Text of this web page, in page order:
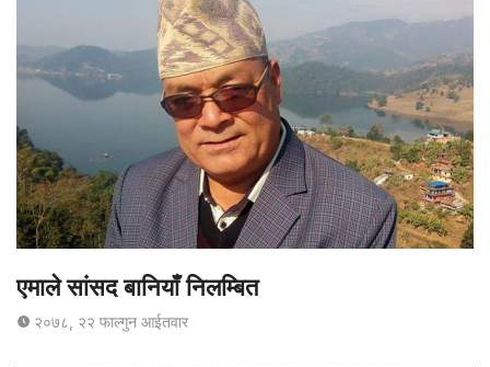
एमाले सांसद बानियाँ निलम्बित
२०७८, २२ फाल्गुन आईतवार